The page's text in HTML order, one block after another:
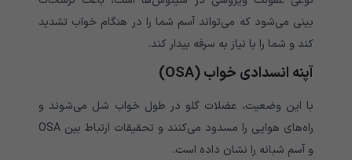
بینی می‌شود که می‌تواند آسم شما را در هنگام خواب تشدید
کند و شما را با نیاز به سرفه بیدار کند.
آپنه انسدادی خواب (OSA)
با این وضعیت، عضلات گلو در طول خواب شل می‌شوند و
راه‌های هوایی را مسدود می‌کنند و تحقیقات ارتباط بین OSA
و آسم شبانه را نشان داده است.